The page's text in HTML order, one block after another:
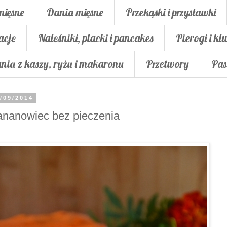
Dania mięsne
Przekąski i przystawki
Naleśniki, placki i pancakes
Pierogi i
z kaszy, ryżu i makaronu
Przetwory
09/2014
bez pieczenia